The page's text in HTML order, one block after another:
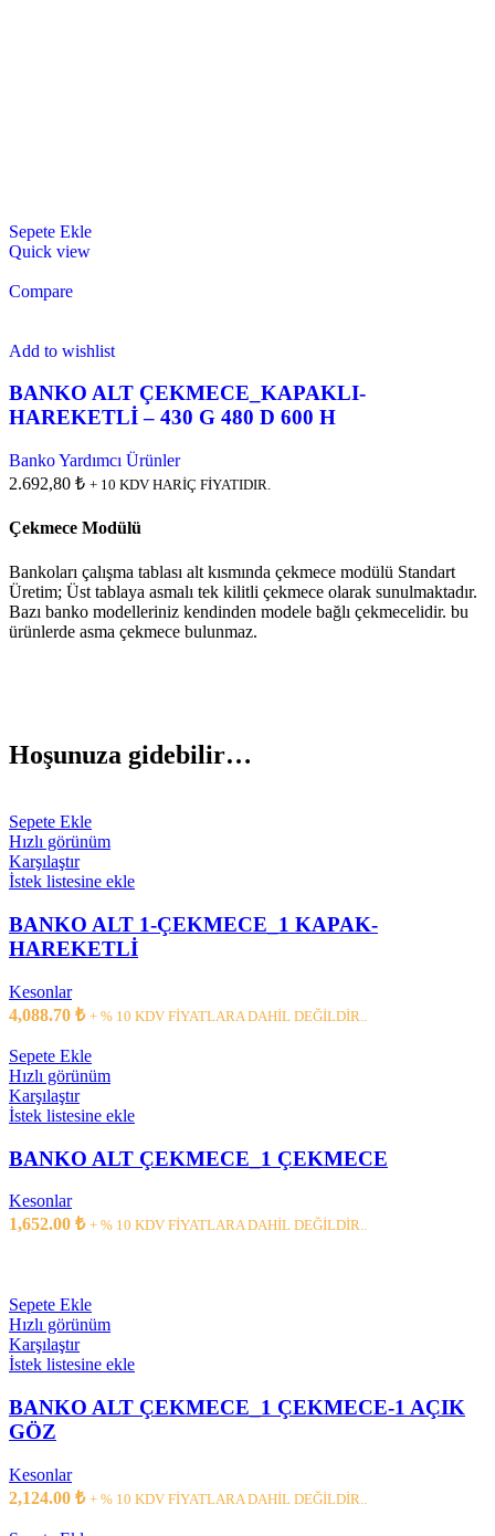
Sepete Ekle
Quick view
Compare
Add to wishlist
BANKO ALT ÇEKMECE_KAPAKLI-
HAREKETLİ – 430 G 480 D 600 H
Banko Yardımcı Ürünler
2.692,80 ₺ + 10 KDV HARİÇ FİYATIDIR.
Çekmece Modülü
Bankoları çalışma tablası alt kısmında çekmece modülü Standart
Üretim; Üst tablaya asmalı tek kilitli çekmece olarak sunulmaktadır.
Bazı banko modelleriniz kendinden modele bağlı çekmecelidir. bu
ürünlerde asma çekmece bulunmaz.
Hoşunuza gidebilir…
Sepete Ekle
Hızlı görünüm
Karşılaştır
İstek listesine ekle
BANKO ALT 1-ÇEKMECE_1 KAPAK-
HAREKETLİ
Kesonlar
4,088.70 ₺ + % 10 KDV FİYATLARA DAHİL DEĞİLDİR..
Sepete Ekle
Hızlı görünüm
Karşılaştır
İstek listesine ekle
BANKO ALT ÇEKMECE_1 ÇEKMECE
Kesonlar
1,652.00 ₺ + % 10 KDV FİYATLARA DAHİL DEĞİLDİR..
Sepete Ekle
Hızlı görünüm
Karşılaştır
İstek listesine ekle
BANKO ALT ÇEKMECE_1 ÇEKMECE-1 AÇIK
GÖZ
Kesonlar
2,124.00 ₺ + % 10 KDV FİYATLARA DAHİL DEĞİLDİR..